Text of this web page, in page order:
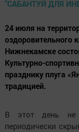
24 июля на
оздоровительного
Нижнекамске
Культурно-
празднику плуга
традицией.
В этот день
периодически